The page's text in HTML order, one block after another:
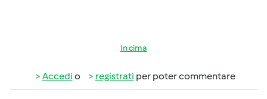
In cima
Accedi o registrati per poter commentare